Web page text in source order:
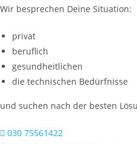
Wir besprechen Deine Situation:
privat
beruflich
gesundheitlichen
die technischen Bedürfnisse
und suchen nach der besten
030 75561422